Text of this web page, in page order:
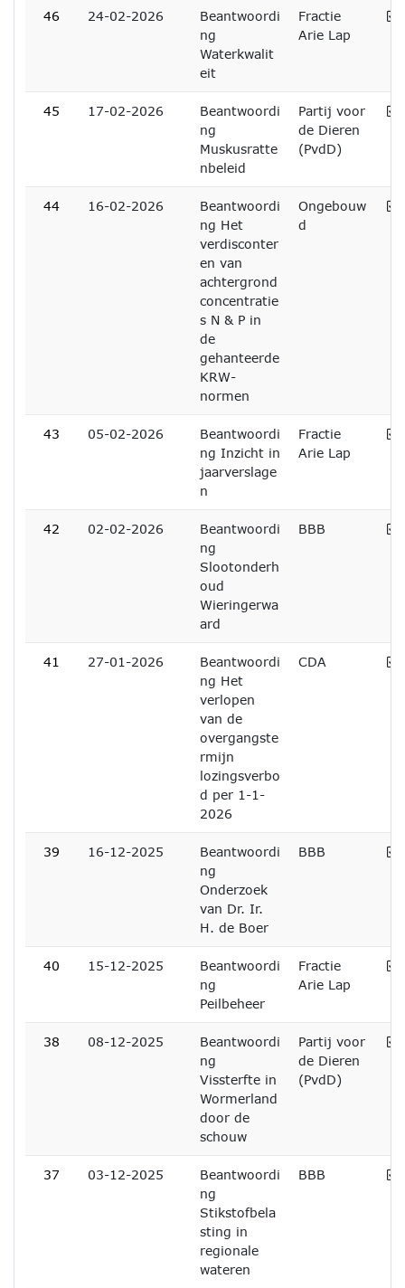
46 24-02-2026
Beantwoordi
ng
Waterkwalit
eit
Fractie
Arie Lap
45 17-02-2026
Beantwoordi
ng
Muskusratte
nbeleid
Partij voor
de Dieren
(PvdD)
44 16-02-2026
Beantwoordi
ng Het
verdisconter
en van
achtergrond
concentratie
s N & P in
de
gehanteerde
KRW-
normen
Ongebouw
d
43 05-02-2026
Beantwoordi
ng Inzicht in
jaarverslage
n
Fractie
Arie Lap
42 02-02-2026
Beantwoordi
ng
Slootonderh
oud
Wieringerwa
ard
BBB
41 27-01-2026
Beantwoordi
ng Het
verlopen
van de
overgangste
rmijn
lozingsverbo
d per 1-1-
2026
CDA
39 16-12-2025
Beantwoordi
ng
Onderzoek
van Dr. Ir.
H. de Boer
BBB
40 15-12-2025
Beantwoordi
ng
Peilbeheer
Fractie
Arie Lap
38 08-12-2025
Beantwoordi
ng
Vissterfte in
Wormerland
door de
schouw
Partij voor
de Dieren
(PvdD)
37 03-12-2025
Beantwoordi
ng
Stikstofbela
sting in
regionale
wateren
BBB